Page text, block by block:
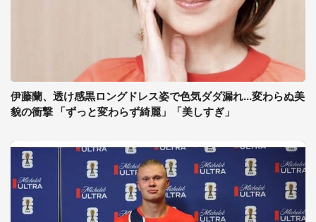
伊藤蘭、透け感黒ロングドレス姿で色気ダダ漏れ...変わらぬ美
貌の衝撃 「ずっと変わらず綺麗」「美しすぎ」